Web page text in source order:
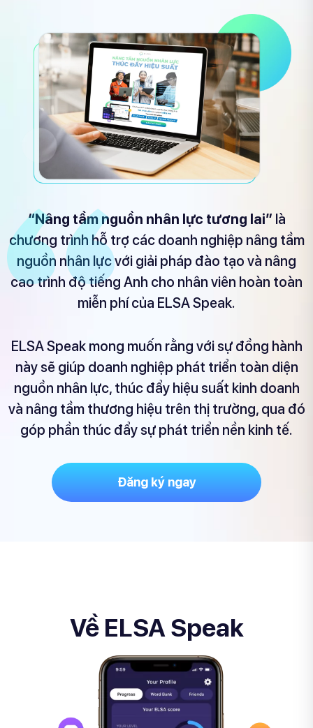
“Nâng tầm nguồn nhân lực tương lai” là
chương trình hỗ trợ các doanh nghiệp nâng tầm
nguồn nhân lực với giải pháp đào tạo và nâng
cao trình độ tiếng Anh cho nhân viên hoàn toàn
miễn phí của ELSA Speak.
ELSA Speak mong muốn rằng với sự đồng hành
này sẽ giúp doanh nghiệp phát triển toàn diện
nguồn nhân lực, thúc đẩy hiệu suất kinh doanh
và nâng tầm thương hiệu trên thị trường, qua đó
góp phần thúc đẩy sự phát triển nền kinh tế.
Đăng ký ngay
Về ELSA Speak